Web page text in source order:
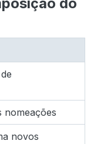
do
nomeações
novos